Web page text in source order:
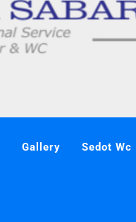
Gallery Sedot Wc